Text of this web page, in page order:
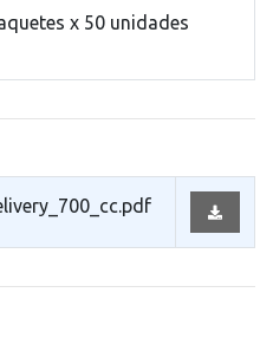
x 50 unidades